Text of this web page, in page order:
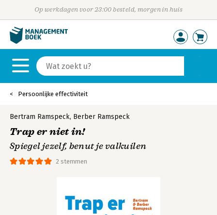
Op werkdagen voor 23:00 besteld, morgen in huis
Persoonlijke effectiviteit
2 stemmen
Bertram Ramspeck, Berber Ramspeck
Trap er niet in!
Spiegel jezelf, benut je valkuilen